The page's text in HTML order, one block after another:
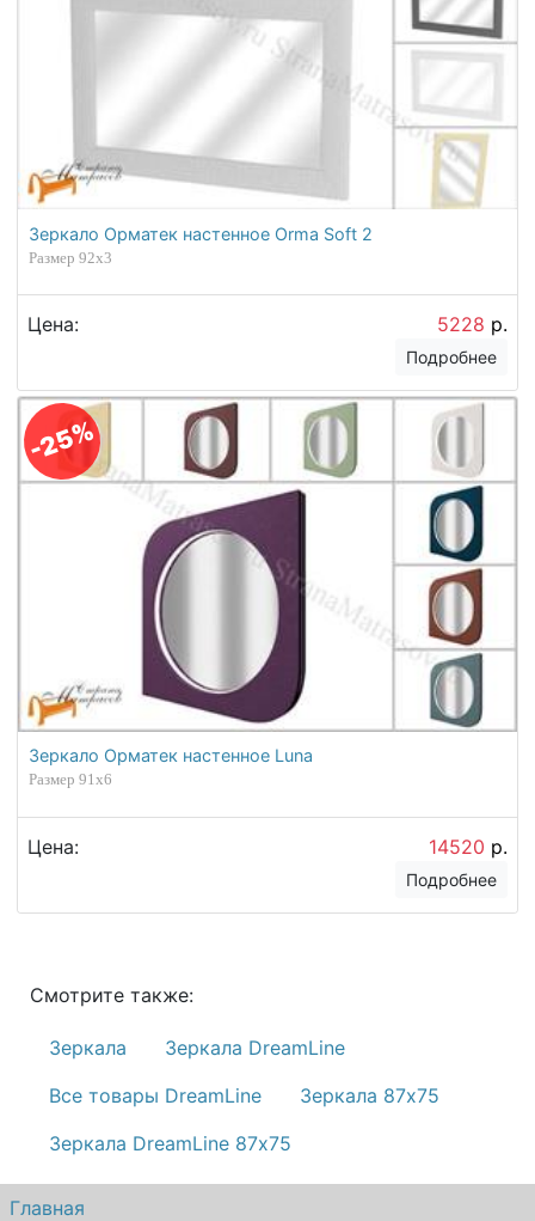
Зеркало Орматек настенное Orma Soft 2
Размер 92х3
Цена: 5228 р.
Подробнее
-25%
Зеркало Орматек настенное Luna
Размер 91х6
Цена: 14520 р.
Подробнее
Смотрите также:
Зеркала
Зеркала DreamLine
Все товары DreamLine
Зеркала 87х75
Зеркала DreamLine 87х75
Главная